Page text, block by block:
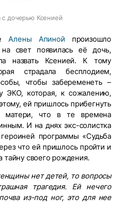
дочерью Ксенией
Алены Апиной произошло
свет появилась её дочь,
назвать Ксенией. К тому
страдала бесплодием,
чтобы забеременеть –
ЭКО, которая, к сожалению,
ей пришлось прибегнуть
матери, что в те времена
И на днях экс-солистка
программы «Судьба
что ей пришлось пройти и
тайну своего рождения.
нет детей, то вопросы
трагедия. Ей нечего
из-под ног, это для нее